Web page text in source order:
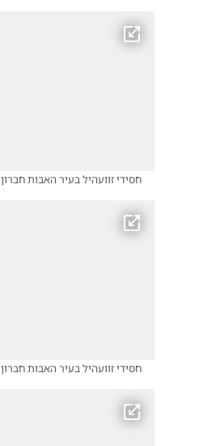
חסידי זוועהיל בעיר האבות חברון
חסידי זוועהיל בעיר האבות חברון